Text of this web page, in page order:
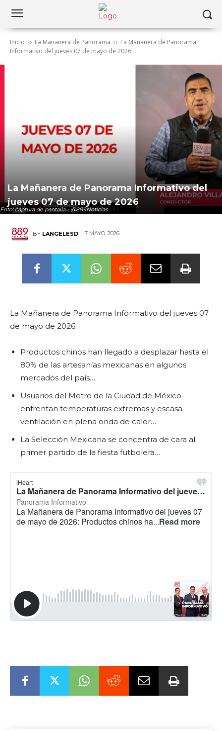
Inicio La Mañanera de Panorama
La Mañanera de Panorama
Informativo del jueves 07 de mayo de 2026
Foto: captura de pantalla - @889Noticias
La Mañanera de Panorama Informativo del
jueves 07 de mayo de 2026
BY LANGELESD 7 MAYO, 2026
La Mañanera de Panorama Informativo del jueves 07
de mayo de 2026:
Productos chinos han llegado a desplazar hasta el
80% de las artesanías mexicanas en algunos
mercados del país…
Usuarios del Metro de la Ciudad de México
enfrentan temperaturas extremas y escasa
ventilación en plena onda de calor…
La Selección Mexicana se concentra de cara al
primer partido de la fiesta futbolera…